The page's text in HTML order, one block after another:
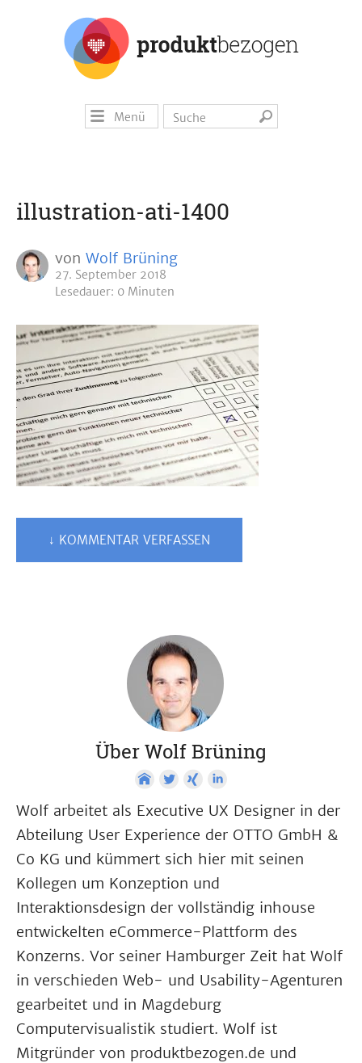
Menü
illustration-ati-1400
von Wolf Brüning
27. September 2018
Lesedauer: 0 Minuten
↓ KOMMENTAR VERFASSEN
Über Wolf Brüning
Wolf arbeitet als Executive UX Designer in der
Abteilung User Experience der OTTO GmbH &
Co KG und kümmert sich hier mit seinen
Kollegen um Konzeption und
Interaktionsdesign der vollständig inhouse
entwickelten eCommerce-Plattform des
Konzerns. Vor seiner Hamburger Zeit hat Wolf
in verschieden Web- und Usability-Agenturen
gearbeitet und in Magdeburg
Computervisualistik studiert. Wolf ist
Mitgründer von produktbezogen.de und